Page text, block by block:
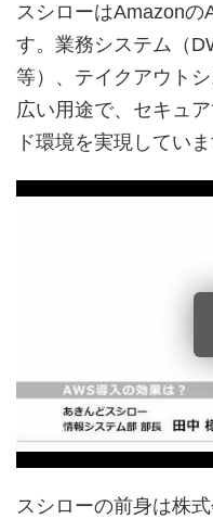
スシローはAmazonの
す。業務システム（
等）、テイクアウ­ト
広い用途で、セキュ
ド環境を実現していま
スシローの前身は株